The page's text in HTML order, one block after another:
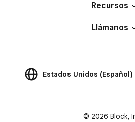
Recursos
Llámanos
Estados Unidos (Español)
© 2026 Block,